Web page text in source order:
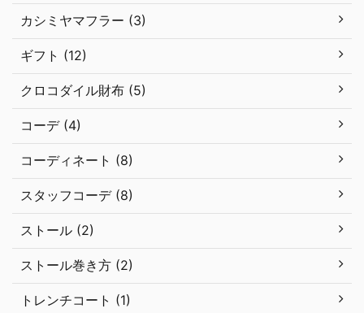
カシミヤマフラー (3)
ギフト (12)
クロコダイル財布 (5)
コーデ (4)
コーディネート (8)
スタッフコーデ (8)
ストール (2)
ストール巻き方 (2)
トレンチコート (1)